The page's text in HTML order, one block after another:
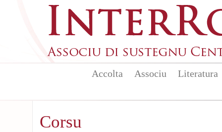
Accolta Associu Literatura
Corsu